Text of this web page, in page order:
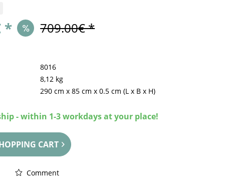
* 709.00€ *
8016
8,12 kg
290 cm x85 cm x0.5 cm (L x B x H)
- within 1-3 workdays at your place!
CART
Comment